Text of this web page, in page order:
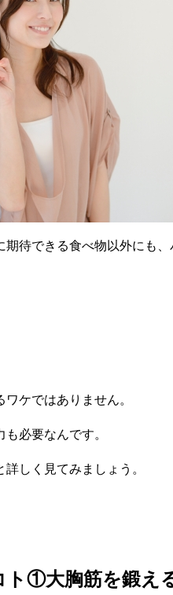
期待できる食べ物以外にも
ケではありません。
必要なんです。
しく見てみましょう。
ト①大胸筋を鍛え